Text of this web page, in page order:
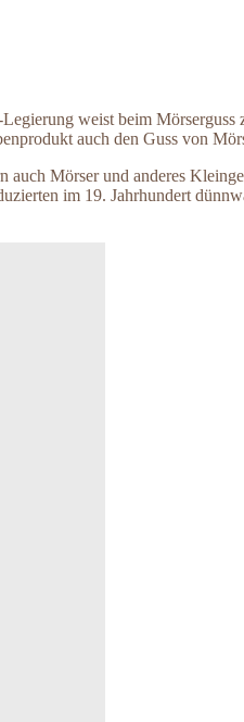
weist beim
auch den Guss von
Mörser und anderes
im 19. Jahrhundert